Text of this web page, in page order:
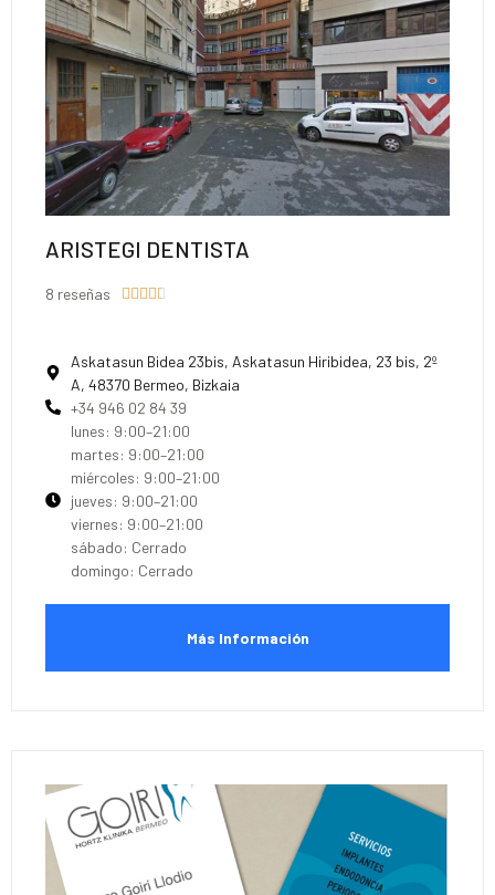
ARISTEGI DENTISTA
8 reseñas     
Askatasun Bidea 23bis, Askatasun Hiribidea, 23 bis, 2º
A, 48370 Bermeo, Bizkaia
+34 946 02 84 39
lunes: 9:00–21:00
martes: 9:00–21:00
miércoles: 9:00–21:00
jueves: 9:00–21:00
viernes: 9:00–21:00
sábado: Cerrado
domingo: Cerrado
Más Información